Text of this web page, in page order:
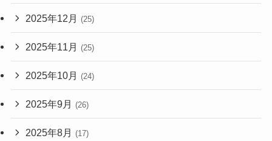
2025年12月 (25)
2025年11月 (25)
2025年10月 (24)
2025年9月 (26)
2025年8月 (17)